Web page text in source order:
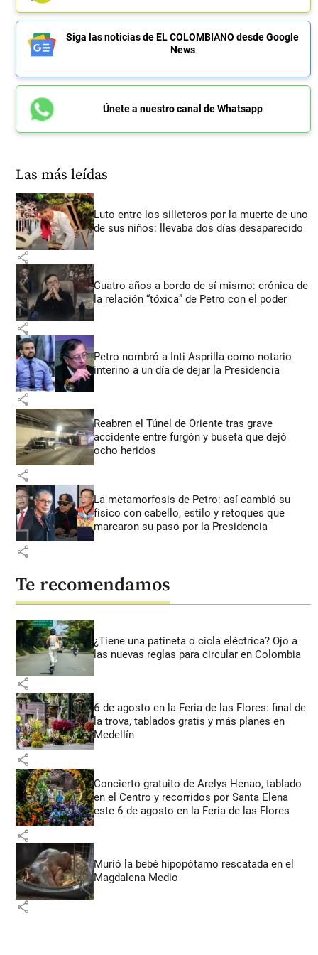
Siga las noticias de EL COLOMBIANO desde Google
News
Únete a nuestro canal de Whatsapp
Las más leídas
Luto entre los silleteros por la muerte de uno
de sus niños: llevaba dos días desaparecido
share
Cuatro años a bordo de sí mismo: crónica de
la relación “tóxica” de Petro con el poder
share
Petro nombró a Inti Asprilla como notario
interino a un día de dejar la Presidencia
share
Reabren el Túnel de Oriente tras grave
accidente entre furgón y buseta que dejó
ocho heridos
share
La metamorfosis de Petro: así cambió su
físico con cabello, estilo y retoques que
marcaron su paso por la Presidencia
share
Te recomendamos
¿Tiene una patineta o cicla eléctrica? Ojo a
las nuevas reglas para circular en Colombia
share
6 de agosto en la Feria de las Flores: final de
la trova, tablados gratis y más planes en
Medellín
share
Concierto gratuito de Arelys Henao, tablado
en el Centro y recorridos por Santa Elena
este 6 de agosto en la Feria de las Flores
share
Murió la bebé hipopótamo rescatada en el
Magdalena Medio
share